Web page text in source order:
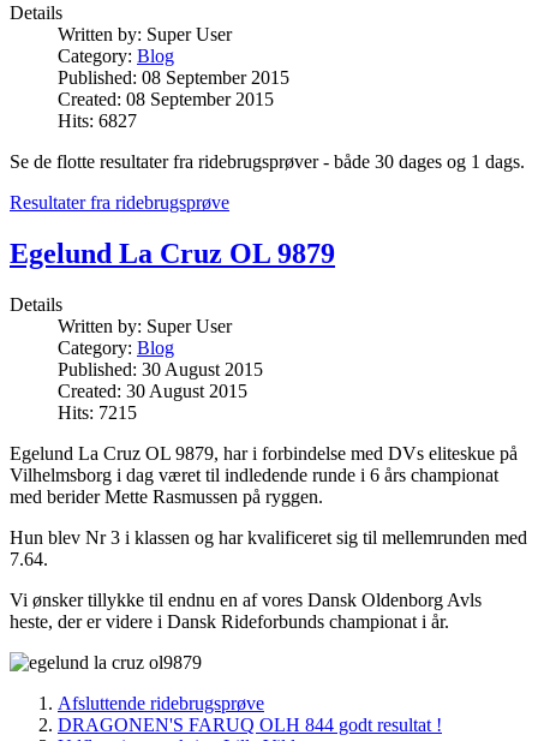
Details
Written by: Super User
Category: Blog
Published: 08 September 2015
Created: 08 September 2015
Hits: 6827
Se de flotte resultater fra ridebrugsprøver - både 30 dages og 1 dags.
Resultater fra ridebrugsprøve
Egelund La Cruz OL 9879
Details
Written by: Super User
Category: Blog
Published: 30 August 2015
Created: 30 August 2015
Hits: 7215
Egelund La Cruz OL 9879, har i forbindelse med DVs eliteskue på
Vilhelmsborg i dag været til indledende runde i 6 års championat
med berider Mette Rasmussen på ryggen.
Hun blev Nr 3 i klassen og har kvalificeret sig til mellemrunden med
7.64.
Vi ønsker tillykke til endnu en af vores Dansk Oldenborg Avls
heste, der er videre i Dansk Rideforbunds championat i år.
Afsluttende ridebrugsprøve
DRAGONEN'S FARUQ OLH 844 godt resultat !